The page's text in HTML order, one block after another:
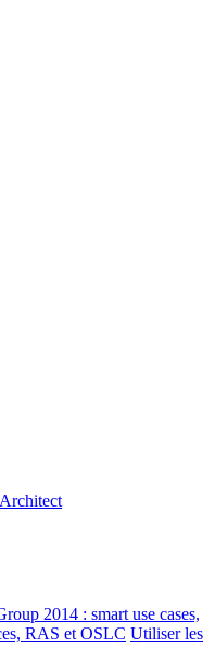
2014 : smart use cases,
RAS et OSLC Utiliser les